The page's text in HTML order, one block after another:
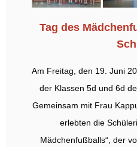
Tag des
Am Freitag, den 19. Juni
der Klassen 5d und 6d
Gemeinsam mit Frau
erlebten die
Mädchenfußballs“, der